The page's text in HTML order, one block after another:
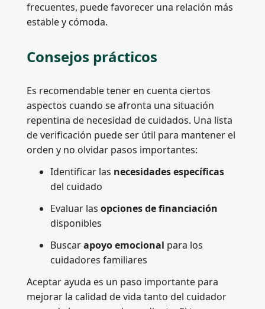
frecuentes, puede favorecer una relación más
estable y cómoda.
Consejos prácticos
Es recomendable tener en cuenta ciertos
aspectos cuando se afronta una situación
repentina de necesidad de cuidados. Una lista
de verificación puede ser útil para mantener el
orden y no olvidar pasos importantes:
Identificar las necesidades específicas
del cuidado
Evaluar las opciones de financiación
disponibles
Buscarapoyo emocional para los
cuidadores familiares
Aceptar ayuda es un paso importante para
mejorar la calidad de vida tanto del cuidador